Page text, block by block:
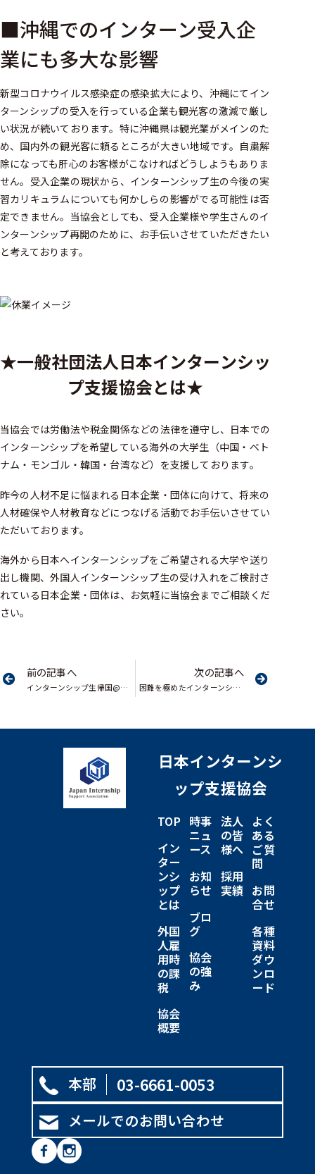
■沖縄でのインターン受入企
業にも多大な影響
新型コロナウイルス感染症の感染拡大により、沖縄にてイン
ターンシップの受入を行っている企業も観光客の激減で厳し
い状況が続いております。特に沖縄県は観光業がメインのた
め、国内外の観光客に頼るところが大きい地域です。自粛解
除になっても肝心のお客様がこなければどうしようもありま
せん。受入企業の現状から、インターンシップ生の今後の実
習カリキュラムについても何かしらの影響がでる可能性は否
定できません。当協会としても、受入企業様や学生さんのイ
ンターンシップ再開のために、お手伝いさせていただきたい
と考えております。
★一般社団法人日本インターンシッ
プ支援協会とは★
当協会では労働法や税金関係などの法律を遵守し、日本での
インターンシップを希望している海外の大学生（中国・ベト
ナム・モンゴル・韓国・台湾など）を支援しております。
昨今の人材不足に悩まれる日本企業・団体に向けて、将来の
人材確保や人材教育などにつなげる活動でお手伝いさせてい
ただいております。
海外から日本へインターンシップをご希望される大学や送り
出し機関、外国人インターンシップ生の受け入れをご検討さ
れている日本企業・団体は、お気軽に当協会までご相談くだ
さい。
前の記事へ
インターンシップ生帰国@ベトナムインターン生
次の記事へ
困難を極めたインターンシップ生帰国@中国インターン生
日本インターンシ
ップ支援協会
TOP
イン
ター
ンシ
ップ
とは
外国
人雇
用時
の課
税
協会
概要
時事
ニュ
ース
お知
らせ
ブロ
グ
協会
の強
み
法人
の皆
様へ
採用
実績
よく
ある
ご質
問
お問
合せ
各種
資料
ダウ
ンロ
ード
本部 03-6661-0053
メールでのお問い合わせ